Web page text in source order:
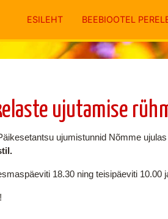
ESILEHT BEEBIOOTEL
ujutamise
ujumistunnid Nõmme
18.30 ning teisipäeviti 10.00